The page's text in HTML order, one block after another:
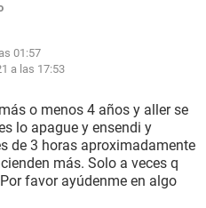
01:57
a las 17:53
o menos 4 años y aller se
lo apague y ensendi y
de 3 horas aproximadamente
más. Solo a veces q
favor ayúdenme en algo